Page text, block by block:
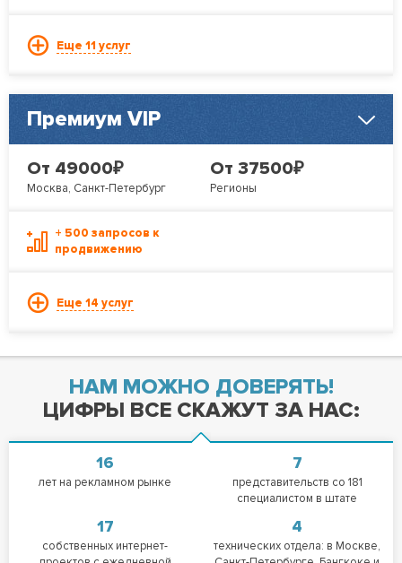
Еще 11 услуг
Премиум VIP
От 49000₽
Москва, Санкт-Петербург
От 37500₽
Регионы
+ 500 запросов к
продвижению
Еще 14 услуг
НАМ МОЖНО ДОВЕРЯТЬ!
ЦИФРЫ ВСЕ СКАЖУТ ЗА НАС:
16
лет на рекламном рынке
7
представительств со 181
специалистом в штате
17
собственных интернет-
4
технических отдела: в Москве,